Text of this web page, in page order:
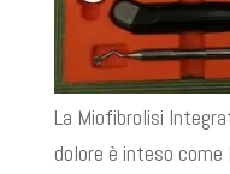
La Miofibrolisi
dolore è inteso come